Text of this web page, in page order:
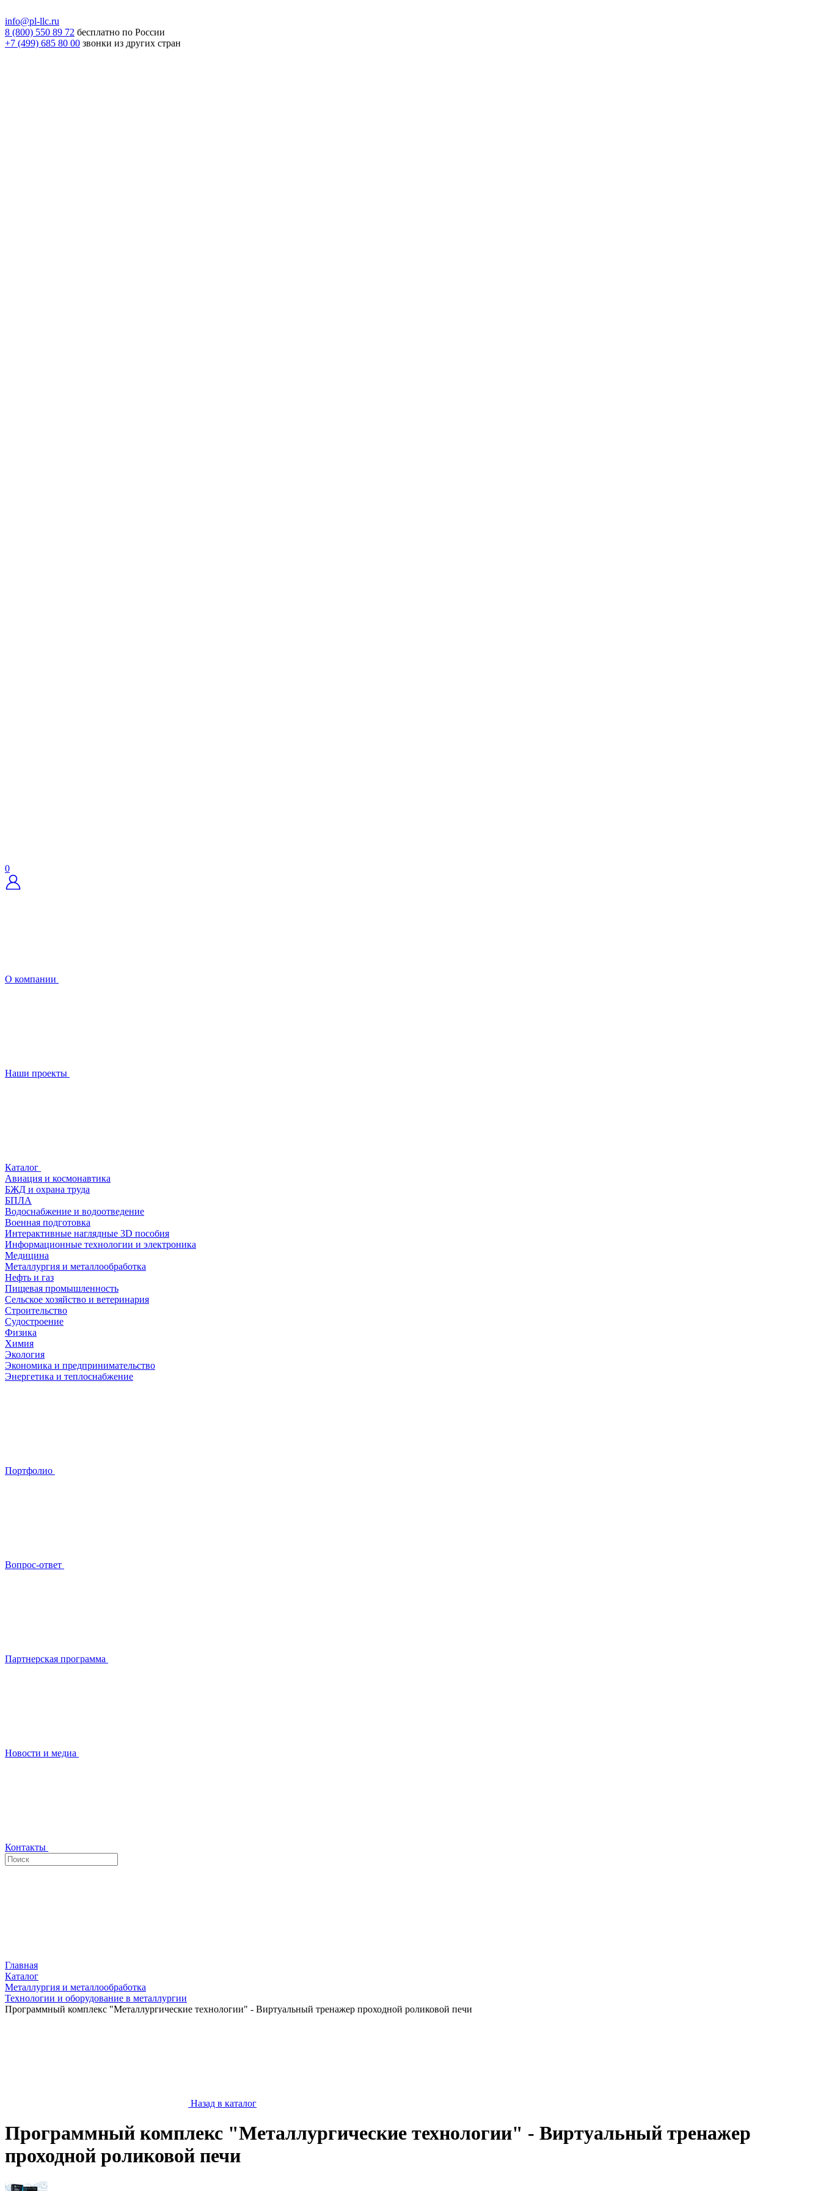
info@pl-llc.ru
8 (800) 550 89 72 бесплатно по России
+7 (499) 685 80 00 звонки из других стран
0
О компании
Наши проекты
Каталог
Авиация и космонавтика
БЖД и охрана труда
БПЛА
Водоснабжение и водоотведение
Военная подготовка
Интерактивные наглядные 3D пособия
Информационные технологии и электроника
Медицина
Металлургия и металлообработка
Нефть и газ
Пищевая промышленность
Сельское хозяйство и ветеринария
Строительство
Судостроение
Физика
Химия
Экология
Экономика и предпринимательство
Энергетика и теплоснабжение
Портфолио
Вопрос-ответ
Партнерская программа
Новости и медиа
Контакты
Главная
Каталог
Металлургия и металлообработка
Технологии и оборудование в металлургии
Программный комплекс "Металлургические технологии" - Виртуальный тренажер проходной роликовой печи
Назад в каталог
Программный комплекс "Металлургические технологии" - Виртуальный тренажер
проходной роликовой печи